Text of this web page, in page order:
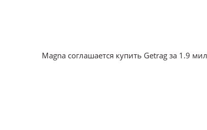
Magna соглашается купить Getrag за 1.9